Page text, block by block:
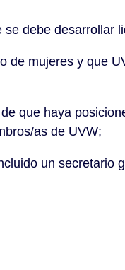
debe desarrollar
mujeres y que
que haya
as de UVW;
un secretario